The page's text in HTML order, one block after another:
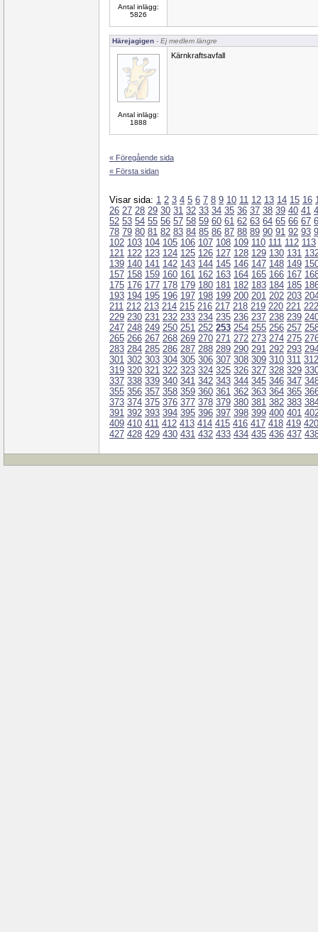
Antal inlägg:
5826
Härejagigen - Ej medlem längre
Antal inlägg:
1888
Kärnkraftsavfall
« Föregående sida
« Första sidan
Visar sida: 1 2 3 4 5 6 7 8 9 10 11 12 13 14 15 16
26 27 28 29 30 31 32 33 34 35 36 37 38 39 40 41
52 53 54 55 56 57 58 59 60 61 62 63 64 65 66 67
78 79 80 81 82 83 84 85 86 87 88 89 90 91 92 93
102 103 104 105 106 107 108 109 110 111 112 113
121 122 123 124 125 126 127 128 129 130 131
139 140 141 142 143 144 145 146 147 148 149
157 158 159 160 161 162 163 164 165 166 167
175 176 177 178 179 180 181 182 183 184 185
193 194 195 196 197 198 199 200 201 202 203
211 212 213 214 215 216 217 218 219 220 221 222
229 230 231 232 233 234 235 236 237 238 239
247 248 249 250 251 252 253 254 255 256 257
265 266 267 268 269 270 271 272 273 274 275
283 284 285 286 287 288 289 290 291 292 293
301 302 303 304 305 306 307 308 309 310 311 312
319 320 321 322 323 324 325 326 327 328 329
337 338 339 340 341 342 343 344 345 346 347
355 356 357 358 359 360 361 362 363 364 365
373 374 375 376 377 378 379 380 381 382 383
391 392 393 394 395 396 397 398 399 400 401
409 410 411 412 413 414 415 416 417 418 419 420
427 428 429 430 431 432 433 434 435 436 437